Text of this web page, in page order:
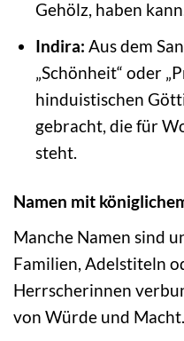
Gehölz, haben
Indira: Aus dem
„Schönheit“ oder
hinduistischen
gebracht, die für
steht.
Namen mit
Manche Namen sind
Familien, Adelstiteln
Herrscherinnen
von Würde und Macht.